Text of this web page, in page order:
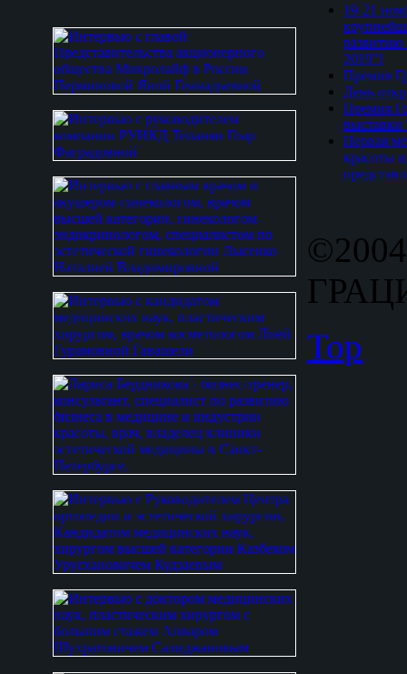
19-21
развитию
2019"!
Премия
День
Премия
Первая
красоты
Top